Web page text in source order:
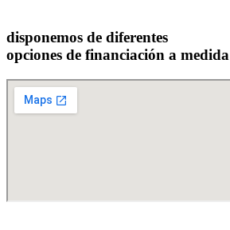
disponemos de diferentes
opciones de financiación a medida